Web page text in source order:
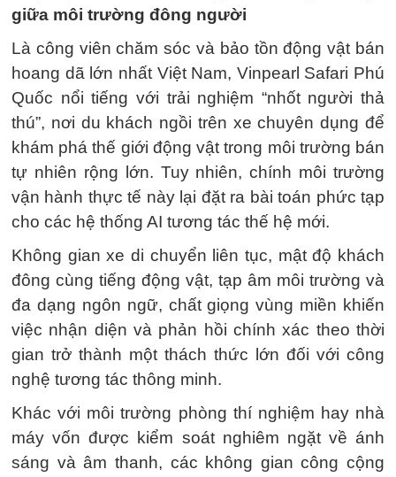
giữa môi trường đông người
Là công viên chăm sóc và bảo tồn động vật bán
hoang dã lớn nhất Việt Nam, Vinpearl Safari Phú
Quốc nổi tiếng với trải nghiệm “nhốt người thả
thú”, nơi du khách ngồi trên xe chuyên dụng để
khám phá thế giới động vật trong môi trường bán
tự nhiên rộng lớn. Tuy nhiên, chính môi trường
vận hành thực tế này lại đặt ra bài toán phức tạp
cho các hệ thống AI tương tác thế hệ mới.
Không gian xe di chuyển liên tục, mật độ khách
đông cùng tiếng động vật, tạp âm môi trường và
đa dạng ngôn ngữ, chất giọng vùng miền khiến
việc nhận diện và phản hồi chính xác theo thời
gian trở thành một thách thức lớn đối với công
nghệ tương tác thông minh.
Khác với môi trường phòng thí nghiệm hay nhà
máy vốn được kiểm soát nghiêm ngặt về ánh
sáng và âm thanh, các không gian công cộng